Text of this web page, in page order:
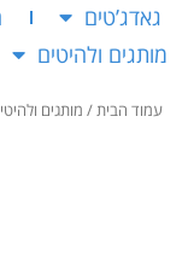
גאדג’טים
מותגים ולהיטים
עמוד הבית/ מותגים